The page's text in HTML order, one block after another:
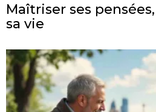
Maîtriser ses
sa vie